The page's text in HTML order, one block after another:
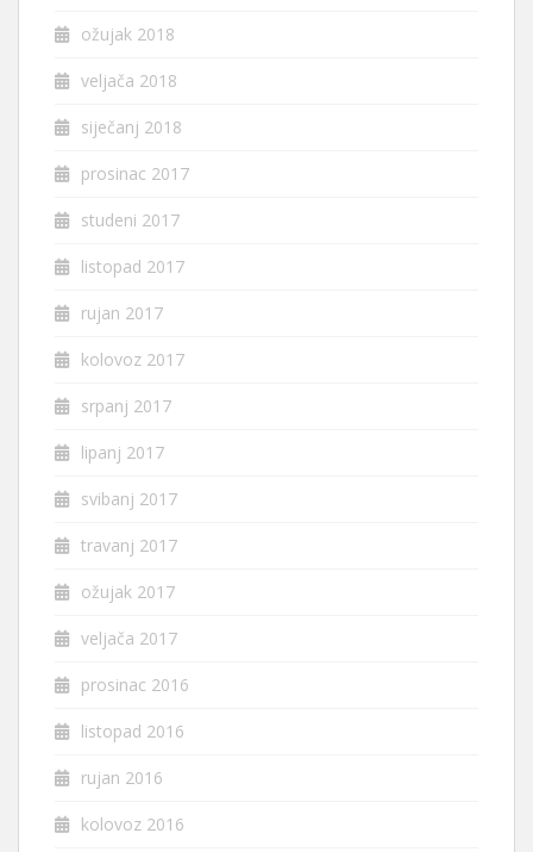
ožujak 2018
veljača 2018
siječanj 2018
prosinac 2017
studeni 2017
listopad 2017
rujan 2017
kolovoz 2017
srpanj 2017
lipanj 2017
svibanj 2017
travanj 2017
ožujak 2017
veljača 2017
prosinac 2016
listopad 2016
rujan 2016
kolovoz 2016